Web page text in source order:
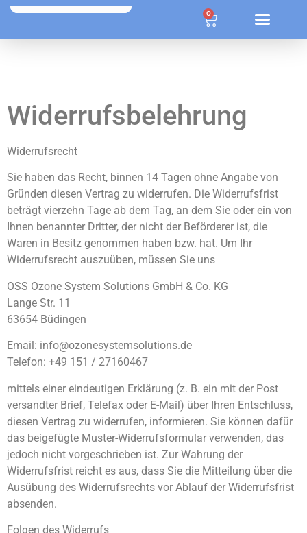
0
Widerrufsbelehrung
Widerrufsrecht
Sie haben das Recht, binnen 14 Tagen ohne Angabe von
Gründen diesen Vertrag zu widerrufen. Die Widerrufsfrist
beträgt vierzehn Tage ab dem Tag, an dem Sie oder ein von
Ihnen benannter Dritter, der nicht der Beförderer ist, die
Waren in Besitz genommen haben bzw. hat. Um Ihr
Widerrufsrecht auszuüben, müssen Sie uns
OSS Ozone System Solutions GmbH & Co. KG
Lange Str. 11
63654 Büdingen
Email: info@ozonesystemsolutions.de
Telefon: +49 151 / 27160467
mittels einer eindeutigen Erklärung (z. B. ein mit der Post
versandter Brief, Telefax oder E-Mail) über Ihren Entschluss,
diesen Vertrag zu widerrufen, informieren. Sie können dafür
das beigefügte Muster-Widerrufsformular verwenden, das
jedoch nicht vorgeschrieben ist. Zur Wahrung der
Widerrufsfrist reicht es aus, dass Sie die Mitteilung über die
Ausübung des Widerrufsrechts vor Ablauf der Widerrufsfrist
absenden.
Folgen des Widerrufs